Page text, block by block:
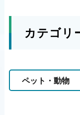
カテゴリ
ペット・動物